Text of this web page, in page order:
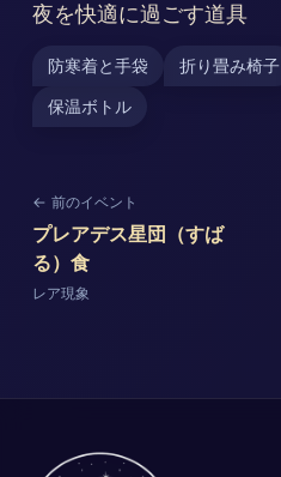
夜を快適に過ごす道具
防寒着と手袋 折り畳み椅子
保温ボトル
← 前のイベント
プレアデス星団（すば
る）食
レア現象